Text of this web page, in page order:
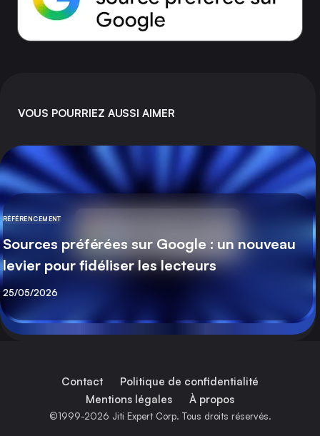
VOUS POURRIEZ AUSSI AIMER
CATÉGORIE
RÉFÉRENCEMENT
Sources préférées sur Google : un nouveau
levier pour fidéliser les lecteurs
Publié
25/05/2026
Contact
Politique de confidentialité
Mentions légales
À propos
©1999-2026 Jiti Expert Corp. Tous droits réservés.